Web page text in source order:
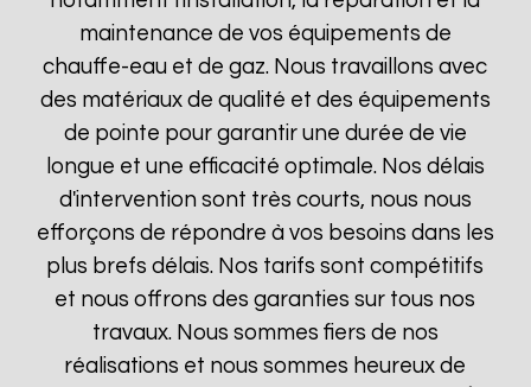
maintenance de vos équipements de
chauffe-eau et de gaz. Nous travaillons avec
des matériaux de qualité et des équipements
de pointe pour garantir une durée de vie
longue et une efficacité optimale. Nos délais
d'intervention sont très courts, nous nous
efforçons de répondre à vos besoins dans les
plus brefs délais. Nos tarifs sont compétitifs
et nous offrons des garanties sur tous nos
travaux. Nous sommes fiers de nos
réalisations et nous sommes heureux de